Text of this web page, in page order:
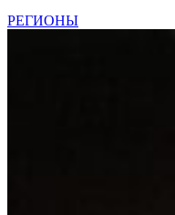
РЕГИОНЫ